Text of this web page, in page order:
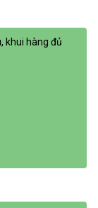
khui hàng đủ